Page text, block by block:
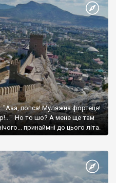
"Ааа, попса! Муляжна фортеця!
Но то шо? А мене ще там
принаймні до цього літа.